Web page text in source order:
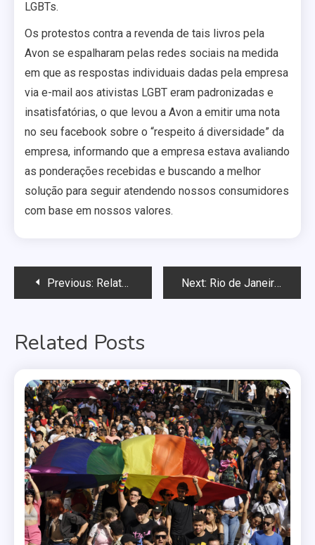
LGBTs.
Os protestos contra a revenda de tais livros pela
Avon se espalharam pelas redes sociais na medida
em que as respostas individuais dadas pela empresa
via e-mail aos ativistas LGBT eram padronizadas e
insatisfatórias, o que levou a Avon a emitir uma nota
no seu facebook sobre o “respeito á diversidade” da
empresa, informando que a empresa estava avaliando
as ponderações recebidas e buscando a melhor
solução para seguir atendendo nossos consumidores
com base em nossos valores.
Navegação
Post
Previous: Relatório britânico sobre educação sugere combate à linguagem anti-gay nas escolas Next: Rio de Janeiro recebe bate papo entre deputados e LGBT
Related Posts